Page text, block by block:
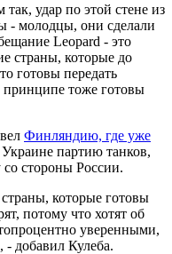
удар по этой стене из
- молодцы, они сделали
Leopard - это
страны, которые до
готовы передать
принципе тоже готовы
Финляндию, где уже
Украине партию танков,
стороны России.
которые готовы
потому что хотят об
уверенными,
добавил Кулеба.